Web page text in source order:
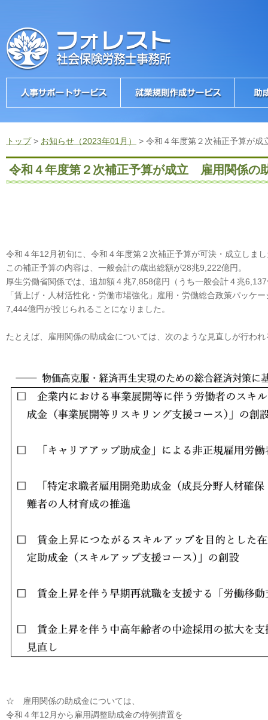
トップ> お知らせ（2023年01月） > 令和４年度第２次補正予算が
令和４年度第２次補正予算が成立 雇用関係の
令和４年12月初旬に、令和４年度第２次補正予算が可決・成立しま
この補正予算の内容は、一般会計の歳出総額が28兆9,222億円。
厚生労働省関係では、追加額４兆7,858億円（うち一般会計４兆
「賃上げ・人材活性化・労働市場強化」雇用・労働総合政策パッケ
7,444億円が投じられることになりました。
たとえば、雇用関係の助成金については、次のような見直しが行わ
☆ 雇用関係の助成金については、
令和４年12月から雇用調整助成金の特例措置を